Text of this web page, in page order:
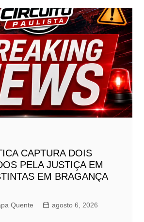
CAPTURA DOIS
PELA JUSTIÇA EM
EM BRAGANÇA
Quente
agosto 6, 2026